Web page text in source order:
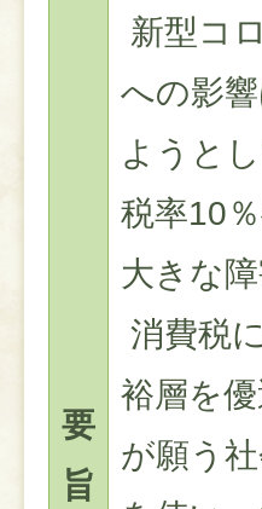
要
旨
新型コ
への影
ようと
税率10
大きな
消費税
裕層を
が願う